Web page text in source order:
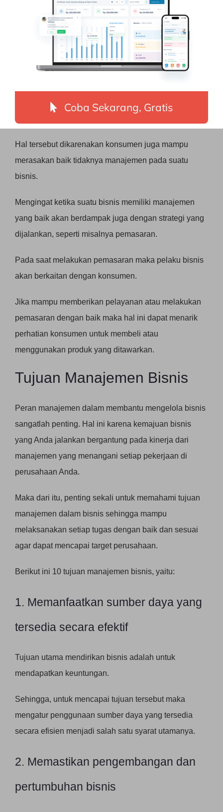
8. Membantu dalam menarik
perhatian konsumen
barang atau jasa yang ditawarkan tetapi juga dapat
tertarik karena manajemen bisnis yang baik.
Hal tersebut dikarenakan konsumen juga mampu
merasakan baik tidaknya manajemen pada suatu
bisnis.
Mengingat ketika suatu bisnis memiliki manajemen
yang baik akan berdampak juga dengan strategi yang
dijalankan, seperti misalnya pemasaran.
Pada saat melakukan pemasaran maka pelaku bisnis
akan berkaitan dengan konsumen.
Jika mampu memberikan pelayanan atau melakukan
pemasaran dengan baik maka hal ini dapat menarik
perhatian konsumen untuk membeli atau
menggunakan produk yang ditawarkan.
Tujuan Manajemen Bisnis
Peran manajemen dalam membantu mengelola bisnis
sangatlah penting. Hal ini karena kemajuan bisnis
yang Anda jalankan bergantung pada kinerja dari
manajemen yang menangani setiap pekerjaan di
perusahaan Anda.
Maka dari itu, penting sekali untuk memahami tujuan
manajemen dalam bisnis sehingga mampu
melaksanakan setiap tugas dengan baik dan sesuai
agar dapat mencapai target perusahaan.
Berikut ini 10 tujuan manajemen bisnis, yaitu:
1. Memanfaatkan sumber daya yang
tersedia secara efektif
Tujuan utama mendirikan bisnis adalah untuk
mendapatkan keuntungan.
Sehingga, untuk mencapai tujuan tersebut maka
mengatur penggunaan sumber daya yang tersedia
secara efisien menjadi salah satu syarat utamanya.
2. Memastikan pengembangan dan
pertumbuhan bisnis
Coba Sekarang, Gratis